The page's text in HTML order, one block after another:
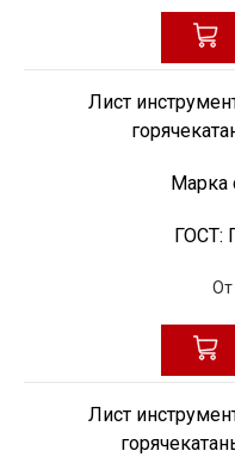
Лист
Марка
ГОСТ:
От
Лист